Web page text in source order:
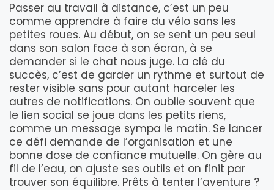
Passer au travail à distance, c’est un peu
comme apprendre à faire du vélo sans les
petites roues. Au début, on se sent un peu seul
dans son salon face à son écran, à se
demander si le chat nous juge. La clé du
succès, c’est de garder un rythme et surtout de
rester visible sans pour autant harceler les
autres de notifications. On oublie souvent que
le lien social se joue dans les petits riens,
comme un message sympa le matin. Se lancer
ce défi demande de l’organisation et une
bonne dose de confiance mutuelle. On gère au
fil de l’eau, on ajuste ses outils et on finit par
trouver son équilibre. Prêts à tenter l’aventure ?